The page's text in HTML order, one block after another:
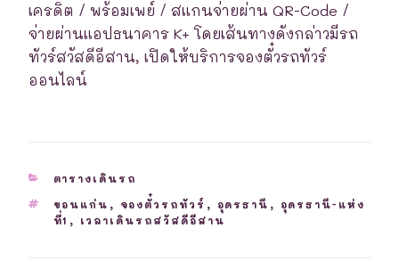
เครดิต / พร้อมเพย์ / สแกนจ่ายผ่าน QR-Code /
จ่ายผ่านแอปธนาคาร K+ โดยเส้นทางดังกล่าวมีรถ
ทัวร์สวัสดีอีสาน, เปิดให้บริการจองตั๋วรถทัวร์
ออนไลน์
CATEGORIES
ตารางเดินรถ
TAGS
ขอนแก่น , จองตั๋วรถทัวร์ , อุดรธานี , อุดรธานี-แห่ง
ที่1 , เวลาเดินรถสวัสดีอีสาน